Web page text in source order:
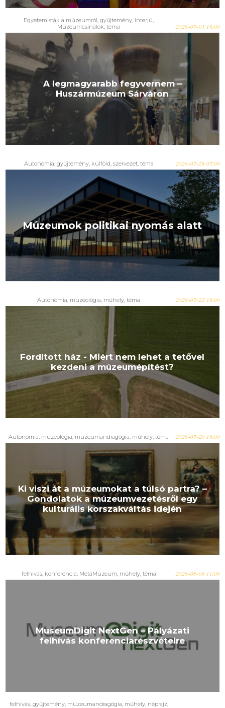
Egyetemisták a múzeumról gyűjtemény interjú
Múzeumcsinálók téma 2026-07-01 18:00
A legmagyarabb fegyvernem –
Huszármúzeum Sárváron
Autonómia gyűjtemény, külföld szervezet, téma 2026-07-28 07:00
Múzeumok politikai nyomás alatt
Autonómia, muzeológia, műhely, téma 2026-07-22 18:00
Fordított ház - Miért nem lehet a tetővel
kezdeni a múzeumépítést?
Autonómia, muzeológia, múzeumandragógia, műhely, téma 2026-07-20 18:00
Ki viszi át a múzeumokat a túlsó partra? –
Gondolatok a múzeumvezetésről egy
kulturális korszakváltás idején
felhívás, konferencia, MetaMúzeum, műhely, téma 2026-08-06 11:00
MuseumDigit NextGen – Pályázati
felhívás konferenciarészvételre
felhívás, gyűjtemény, múzeumandragógia, műhely, néprajz,